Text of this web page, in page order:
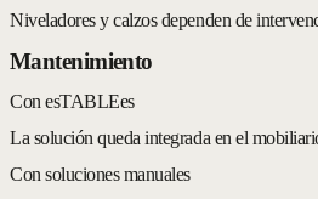
Niveladores y calzos dependen de
Mantenimiento
Con esTABLEes
La solución queda integrada en el
Con soluciones manuales